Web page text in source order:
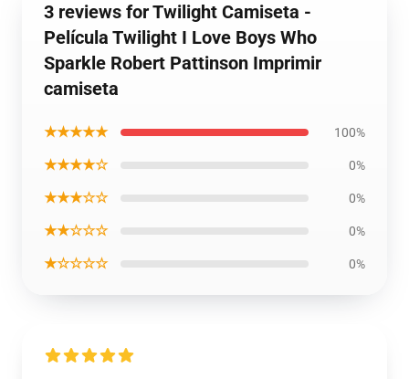
3 reviews for Twilight Camiseta -
Película Twilight I Love Boys Who
Sparkle Robert Pattinson Imprimir
camiseta
★★★★★ 100%
★★★★☆ 0%
★★★☆☆ 0%
★★☆☆☆ 0%
★☆☆☆☆ 0%